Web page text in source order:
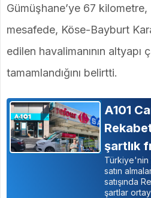
Gümüşhane’ye 67
mesafede, Köse-Bayburt
edilen havalimanının altyapı
tamamlandığını belirtti.
A101
şartlık
Türkiye'nin
satın
satışında
şartlar